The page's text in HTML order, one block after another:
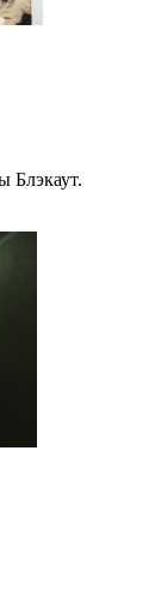
Блэкаут.